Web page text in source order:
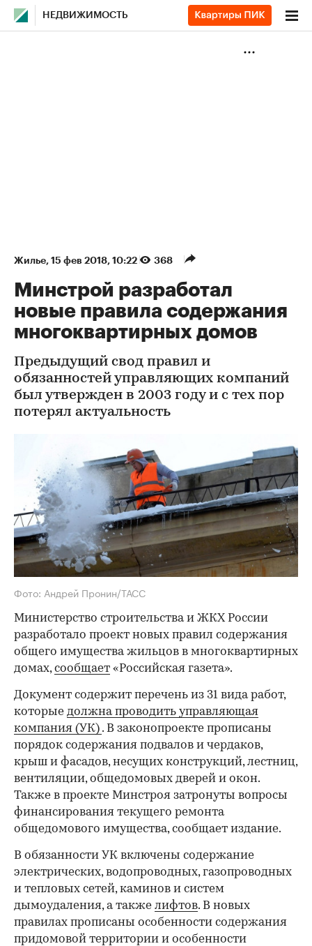
НЕДВИЖИМОСТЬ
Жилье⁠, 15 фев 2018, 10:22 368
Минстрой разработал
новые правила содержания
многоквартирных домов
Предыдущий свод правил и
обязанностей управляющих компаний
был утвержден в 2003 году и с тех пор
потерял актуальность
Фото: Андрей Пронин/ТАСС
Министерство строительства и ЖКХ России
разработало проект новых правил содержания
общего имущества жильцов в многоквартирных
домах,сообщает «Российская газета».
Документ содержит перечень из 31 вида работ,
которые должна проводить управляющая
компания (УК) . В законопроекте прописаны
порядок содержания подвалов и чердаков,
крыш и фасадов, несущих конструкций, лестниц,
вентиляции, общедомовых дверей и окон.
Также в проекте Минстроя затронуты вопросы
финансирования текущего ремонта
общедомового имущества, сообщает издание.
В обязанности УК включены содержание
электрических, водопроводных, газопроводных
и тепловых сетей, каминов и систем
дымоудаления, а также лифтов. В новых
правилах прописаны особенности содержания
придомовой территории и особенности